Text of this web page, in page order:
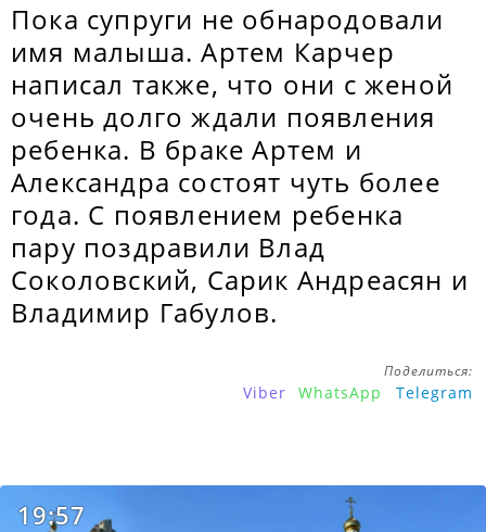
Пока супруги не обнародовали
имя малыша. Артем Карчер
написал также, что они с женой
очень долго ждали появления
ребенка. В браке Артем и
Александра состоят чуть более
года. С появлением ребенка
пару поздравили Влад
Соколовский, Сарик Андреасян и
Владимир Габулов.
Поделиться:
Viber WhatsApp Telegram
19:57